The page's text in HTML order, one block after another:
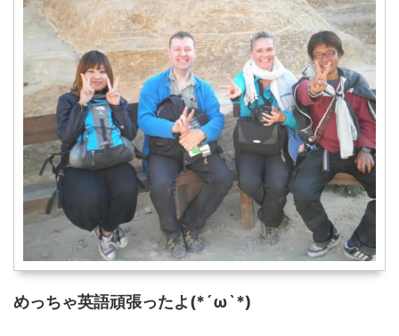
めっちゃ英語頑張ったよ(*´ω`*)